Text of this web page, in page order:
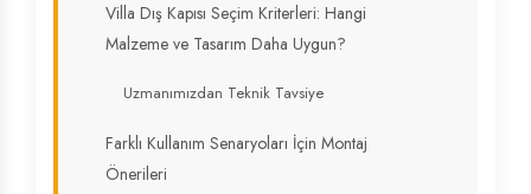
Villa Dış Kapısı Seçim Kriterleri: Hangi
Malzeme ve Tasarım Daha Uygun?
Uzmanımızdan Teknik Tavsiye
Farklı Kullanım Senaryoları İçin Montaj
Önerileri